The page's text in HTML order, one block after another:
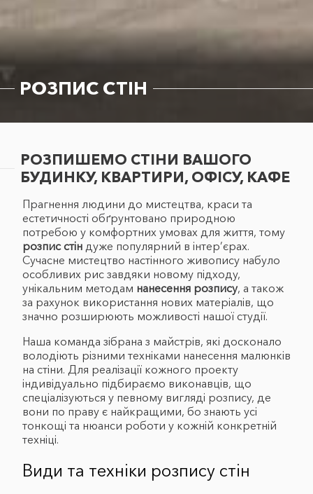
РОЗПИС СТІН
РОЗПИШЕМО СТІНИ ВАШОГО
БУДИНКУ, КВАРТИРИ, ОФІСУ, КАФЕ
Прагнення людини до мистецтва, краси та
естетичності обґрунтовано природною
потребою у комфортних умовах для життя, тому
розпис стін дуже популярний в інтер’єрах.
Сучасне мистецтво настінного живопису набуло
особливих рис завдяки новому підходу,
унікальним методам нанесення розпису, а також
за рахунок використання нових матеріалів, що
значно розширюють можливості нашої студії.
Наша команда зібрана з майстрів, які досконало
володіють різними техніками нанесення малюнків
на стіни. Для реалізації кожного проекту
індивідуально підбираємо виконавців, що
спеціалізуються у певному вигляді розпису, де
вони по праву є найкращими, бо знають усі
тонкощі та нюанси роботи у кожній конкретній
техніці.
Види та техніки розпису стін